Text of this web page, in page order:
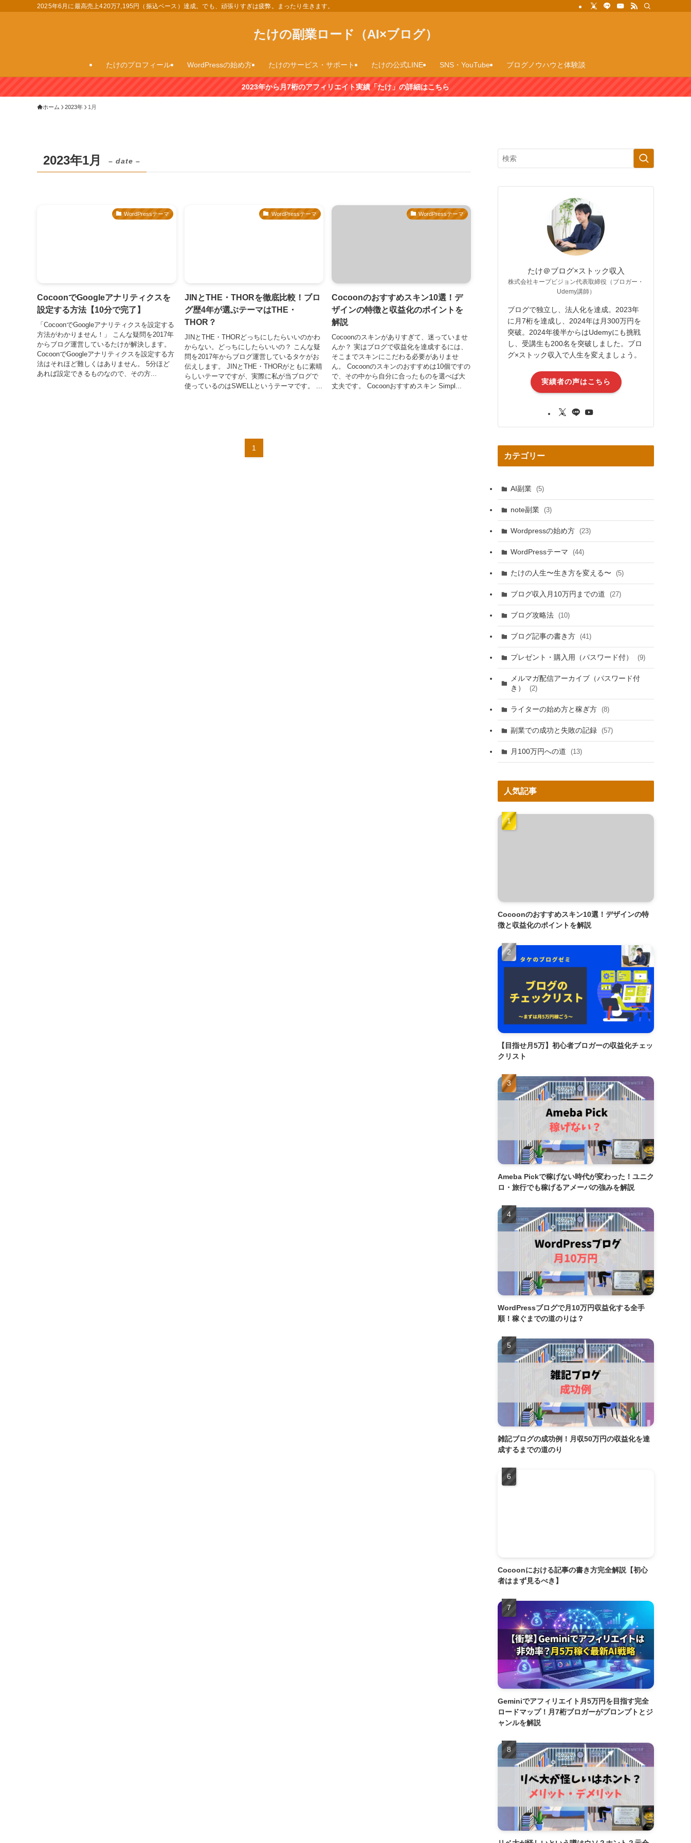
2025年6月に最高売上420万7,195円（振込ベース）達成。でも、頑張りすぎは疲弊。まったり生きます。
たけの副業ロード（AI×ブログ）
たけのプロフィール WordPressの始め方 たけのサービス・サポート たけの公式LINE SNS・YouTube ブログノウハウと体験談
2023年から月7桁のアフィリエイト実績「たけ」の詳細はこちら
ホーム 2023年 1月
2023年1月 – date –
WordPressテーマ
CocoonでGoogleアナリティクスを
設定する方法【10分で完了】
「CocoonでGoogleアナリティクスを設定する
方法がわかりません！」 こんな疑問を2017年
からブログ運営しているたけが解決します。
CocoonでGoogleアナリティクスを設定する方
法はそれほど難しくはありません。 5分ほど
あれば設定できるものなので、その方...
WordPressテーマ
JINとTHE・THORを徹底比較！ブロ
グ歴4年が選ぶテーマはTHE・
THOR？
JINとTHE・THORどっちにしたらいいのかわ
からない。どっちにしたらいいの？ こんな疑
問を2017年からブログ運営しているタケがお
伝えします。 JINとTHE・THORがともに素晴
らしいテーマですが、実際に私が当ブログで
使っているのはSWELLというテーマです。 ...
WordPressテーマ
Cocoonのおすすめスキン10選！デ
ザインの特徴と収益化のポイントを
解説
Cocoonのスキンがありすぎて、迷っていませ
んか？ 実はブログで収益化を達成するには、
そこまでスキンにこだわる必要がありませ
ん。 Cocoonのスキンのおすすめは10個ですの
で、その中から自分に合ったものを選べば大
丈夫です。 Cocoonおすすめスキン Simpl...
1
たけ＠ブログ×ストック収入
株式会社キープビジョン代表取締役（ブロガー・
Udemy講師）
ブログで独立し、法人化を達成。2023年
に月7桁を達成し、2024年は月300万円を
突破。2024年後半からはUdemyにも挑戦
し、受講生も200名を突破しました。ブロ
グ×ストック収入で人生を変えましょう。
実績者の声はこちら
カテゴリー
AI副業 (5)
note副業 (3)
Wordpressの始め方 (23)
WordPressテーマ (44)
たけの人生〜生き方を変える〜 (5)
ブログ収入月10万円までの道 (27)
ブログ攻略法 (10)
ブログ記事の書き方 (41)
プレゼント・購入用（パスワード付） (9)
メルマガ配信アーカイブ（パスワード付
き）
(2)
ライターの始め方と稼ぎ方 (8)
副業での成功と失敗の記録 (57)
月100万円への道 (13)
人気記事
Cocoonのおすすめスキン10選！デザインの特
徴と収益化のポイントを解説
【目指せ月5万】初心者ブロガーの収益化チェッ
クリスト
Ameba Pickで稼げない時代が変わった！ユニク
ロ・旅行でも稼げるアメーバの強みを解説
WordPressブログで月10万円収益化する全手
順！稼ぐまでの道のりは？
雑記ブログの成功例！月収50万円の収益化を達
成するまでの道のり
Cocoonにおける記事の書き方完全解説【初心
者はまず見るべき】
Geminiでアフィリエイト月5万円を目指す完全
ロードマップ！月7桁ブロガーがプロンプトとジ
ャンルを解説